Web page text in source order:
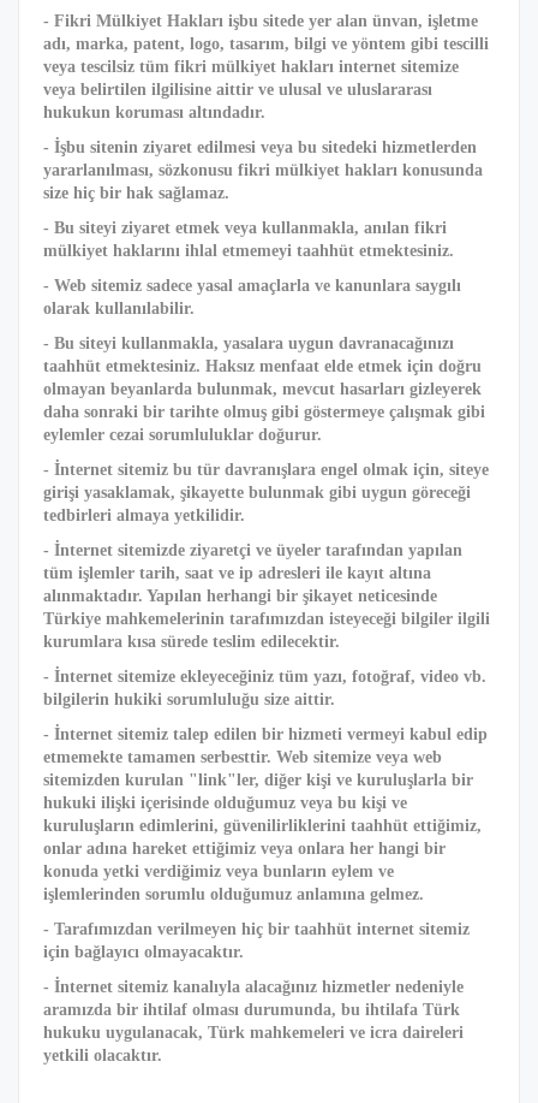
- Fikri Mülkiyet Hakları işbu sitede yer alan ünvan, işletme
adı, marka, patent, logo, tasarım, bilgi ve yöntem gibi tescilli
veya tescilsiz tüm fikri mülkiyet hakları internet sitemize
veya belirtilen ilgilisine aittir ve ulusal ve uluslararası
hukukun koruması altındadır.
- İşbu sitenin ziyaret edilmesi veya bu sitedeki hizmetlerden
yararlanılması, sözkonusu fikri mülkiyet hakları konusunda
size hiç bir hak sağlamaz.
- Bu siteyi ziyaret etmek veya kullanmakla, anılan fikri
mülkiyet haklarını ihlal etmemeyi taahhüt etmektesiniz.
- Web sitemiz sadece yasal amaçlarla ve kanunlara saygılı
olarak kullanılabilir.
- Bu siteyi kullanmakla, yasalara uygun davranacağınızı
taahhüt etmektesiniz. Haksız menfaat elde etmek için doğru
olmayan beyanlarda bulunmak, mevcut hasarları gizleyerek
daha sonraki bir tarihte olmuş gibi göstermeye çalışmak gibi
eylemler cezai sorumluluklar doğurur.
- İnternet sitemiz bu tür davranışlara engel olmak için, siteye
girişi yasaklamak, şikayette bulunmak gibi uygun göreceği
tedbirleri almaya yetkilidir.
- İnternet sitemizde ziyaretçi ve üyeler tarafından yapılan
tüm işlemler tarih, saat ve ip adresleri ile kayıt altına
alınmaktadır. Yapılan herhangi bir şikayet neticesinde
Türkiye mahkemelerinin tarafımızdan isteyeceği bilgiler ilgili
kurumlara kısa sürede teslim edilecektir.
- İnternet sitemize ekleyeceğiniz tüm yazı, fotoğraf, video vb.
bilgilerin hukiki sorumluluğu size aittir.
- İnternet sitemiz talep edilen bir hizmeti vermeyi kabul edip
etmemekte tamamen serbesttir. Web sitemize veya web
sitemizden kurulan "link"ler, diğer kişi ve kuruluşlarla bir
hukuki ilişki içerisinde olduğumuz veya bu kişi ve
kuruluşların edimlerini, güvenilirliklerini taahhüt ettiğimiz,
onlar adına hareket ettiğimiz veya onlara her hangi bir
konuda yetki verdiğimiz veya bunların eylem ve
işlemlerinden sorumlu olduğumuz anlamına gelmez.
- Tarafımızdan verilmeyen hiç bir taahhüt internet sitemiz
için bağlayıcı olmayacaktır.
- İnternet sitemiz kanalıyla alacağınız hizmetler nedeniyle
aramızda bir ihtilaf olması durumunda, bu ihtilafa Türk
hukuku uygulanacak, Türk mahkemeleri ve icra daireleri
yetkili olacaktır.